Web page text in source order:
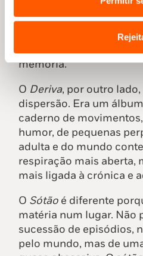
algum governo da vida.
frontal na sua relação
directamente ligado à
memória.
O Deriva, por outro
dispersão. Era um
caderno de
humor, de pequenas
adulta e do mundo
respiração mais aberta,
mais ligada à crónica e
O Sótão é diferente
matéria num lugar. Não
sucessão de episódios,
pelo mundo, mas de